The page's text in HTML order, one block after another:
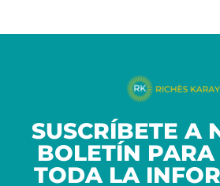
SUSCRÍBETE A
BOLETÍN PARA
TODA LA